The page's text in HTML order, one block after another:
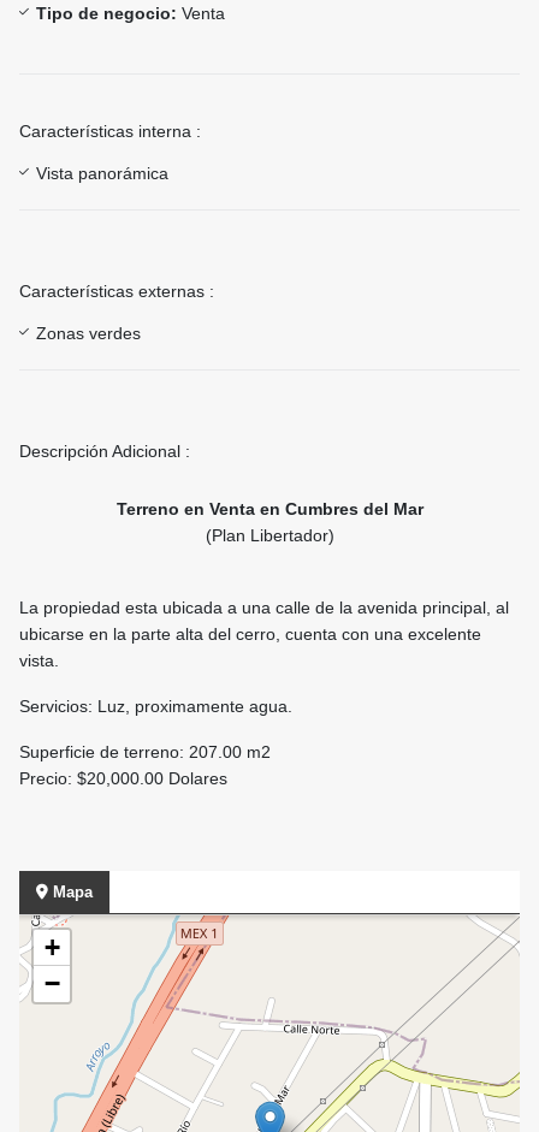
Tipo de negocio: Venta
Características interna :
Vista panorámica
Características externas :
Zonas verdes
Descripción Adicional :
Terreno en Venta en Cumbres del Mar
(Plan Libertador)
La propiedad esta ubicada a una calle de la avenida principal, al
ubicarse en la parte alta del cerro, cuenta con una excelente
vista.
Servicios: Luz, proximamente agua.
Superficie de terreno: 207.00 m2
Precio: $20,000.00 Dolares
Mapa
+
−